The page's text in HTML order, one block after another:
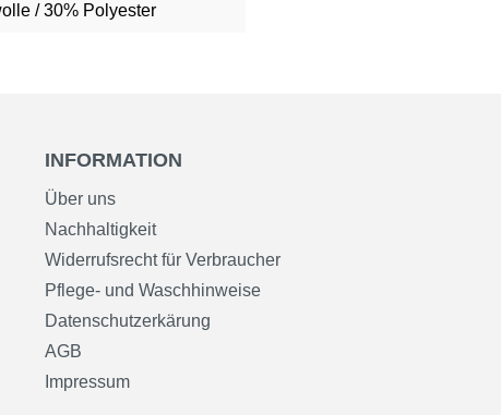
/ 30% Polyester
INFORMATION
Über uns
Nachhaltigkeit
Widerrufsrecht für Verbraucher
Pflege- und Waschhinweise
Datenschutzerkärung
AGB
Impressum